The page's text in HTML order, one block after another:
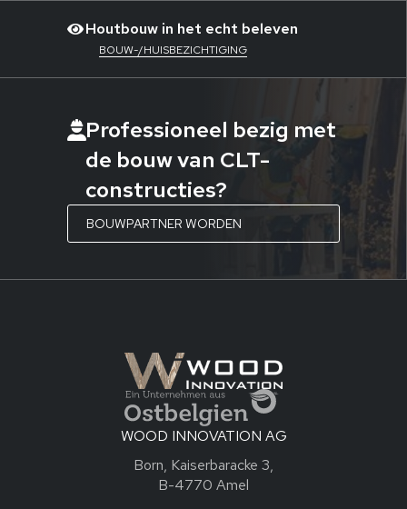
Houtbouw in het echt beleven
BOUW-/HUISBEZICHTIGING
Professioneel bezig met
de bouw van CLT-
constructies?
BOUWPARTNER WORDEN
WOOD INNOVATION AG
Born, Kaiserbaracke 3,
B-4770 Amel